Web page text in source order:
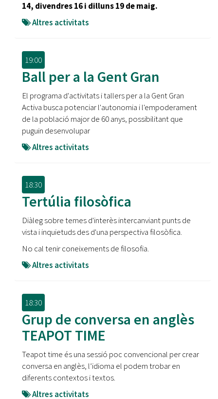
14, divendres 16 i dilluns 19 de maig.
Altres activitats
19:00
Ball per a la Gent Gran
El programa d'activitats i tallers per a la Gent Gran
Activa busca potenciar l'autonomia i l'empoderament
de la població major de 60 anys, possibilitant que
puguin desenvolupar
Altres activitats
18:30
Tertúlia filosòfica
Diàleg sobre temes d'interès intercanviant punts de
vista i inquietuds des d'una perspectiva filosòfica.
No cal tenir coneixements de filosofia.
Altres activitats
18:30
Grup de conversa en anglès
TEAPOT TIME
Teapot time és una sessió poc convencional per crear
conversa en anglès, l’idioma el podem trobar en
diferents contextos i textos.
Altres activitats